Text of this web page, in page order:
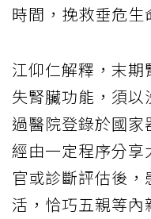
時間，挽救垂危生
江仰仁解釋，末
失腎臟功能，須
過醫院登錄於國家
經由一定程序分
官或診斷評估後
活，恰巧五親等